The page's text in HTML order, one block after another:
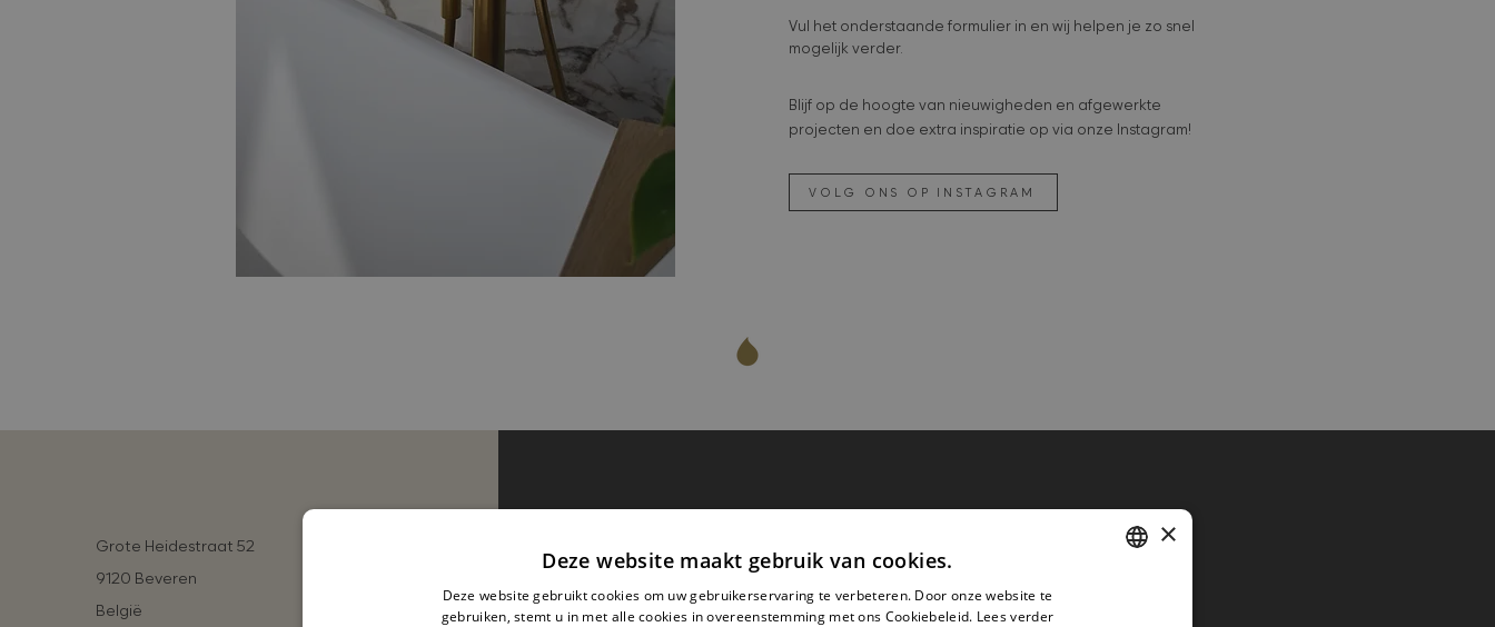
Vul het onderstaande formulier in en wij helpen je zo snel
mogelijk verder.
Blijf op de hoogte van nieuwigheden en afgewerkte
projecten en doe extra inspiratie op via onze Instagram!
VOLG ONS OP INSTAGRAM
Grote Heidestraat 52
9120 Beveren
België
×
Deze website maakt gebruik van cookies.
Deze website gebruikt cookies om uw gebruikerservaring te verbeteren. Door onze website te
gebruiken, stemt u in met alle cookies in overeenstemming met ons Cookiebeleid. Lees verder